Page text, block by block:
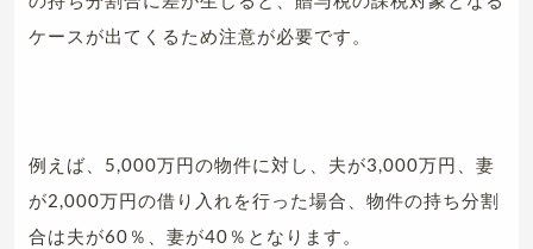
ケースが出てくるため注意が必要です。
例えば、5,000万円の物件に対し、夫が3,000万円、妻
が2,000万円の借り入れを行った場合、物件の持ち分割
合は夫が60％、妻が40％となります。